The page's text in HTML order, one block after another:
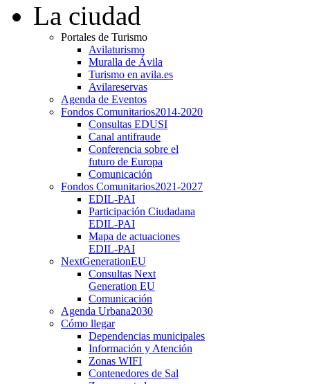
La ciudad
Portales de Turismo
Avilaturismo
Muralla de Ávila
Turismo en avila.es
Avilareservas
Agenda de Eventos
Fondos Comunitarios2014-2020
Consultas EDUSI
Canal antifraude
Conferencia sobre el
futuro de Europa
Comunicación
Fondos Comunitarios2021-2027
EDIL-PAI
Participación Ciudadana
EDIL-PAI
Mapa de actuaciones
EDIL-PAI
NextGenerationEU
Consultas Next
Generation EU
Comunicación
Agenda Urbana2030
Cómo llegar
Dependencias municipales
Información y Atención
Zonas WIFI
Contenedores de Sal